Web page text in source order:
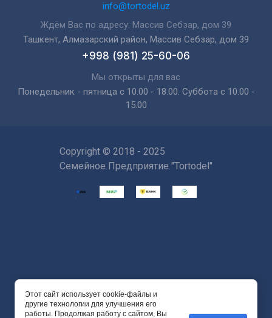
info@tortodel.uz
Ждём Вас по адресу: Массив Себзар, дом 39
Ташкент, Алмазарский район, Массив Себзар, дом 39
+998 (981) 25-60-06
Мы открыты для вас
Понедельник - пятница с 10.00 - 18.00. Суббота с 10.00 -
15.00
Copyright © 2018 - 2025
Семейное Предприятие "Tortodel"
Powered by
Этот сайт использует cookie-файлы и
другие технологии для улучшения его
работы. Продолжая работу с сайтом, Вы